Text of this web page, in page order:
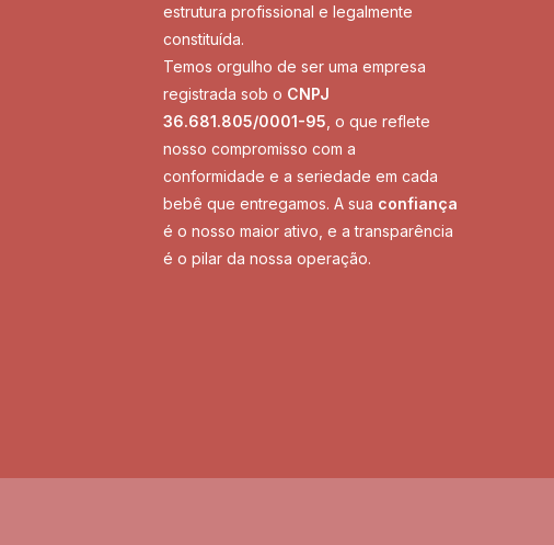
estrutura profissional e legalmente
constituída.
Temos orgulho de ser uma empresa
registrada sob o CNPJ
36.681.805/0001-95 , o que reflete
nosso compromisso com a
conformidade e a seriedade em cada
bebê que entregamos. A sua confiança
é o nosso maior ativo, e a transparência
é o pilar da nossa operação.